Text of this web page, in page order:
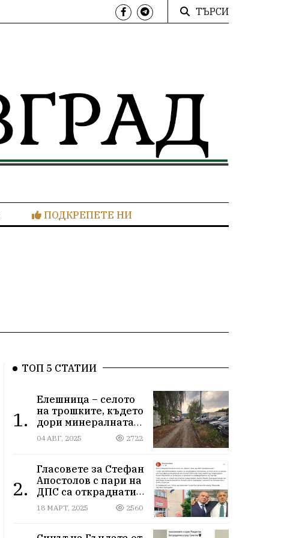
ТЪРСИ
ПОДКРЕПЕТЕ НИ
ТОП 5 СТАТИИ
1.
Елешница – селото
на трошките, където
дори минералната
вода не може да
измие срама
04 АВГ, 2025 2722
2.
Гласовете за Стефан
Апостолов с пари на
ДПС са откраднати
от Иван Герчев,
медия бухалка го
18 МАРТ, 2025 2560